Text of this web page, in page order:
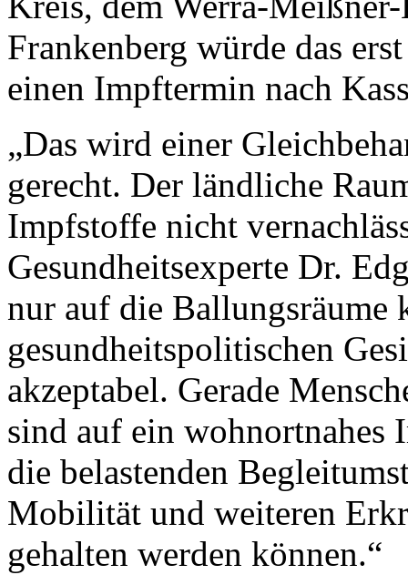
Frankenberg würde das
einen Impftermin nach
„Das wird einer
gerecht. Der ländliche
Impfstoffe nicht
Gesundheitsexperte Dr.
nur auf die Ballungsräume
gesundheitspolitischen
akzeptabel. Gerade
sind auf ein wohnortnahes
die belastenden
Mobilität und weiteren
gehalten werden können.“